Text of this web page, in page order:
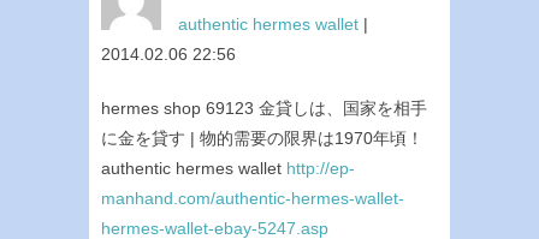
authentic hermes wallet |
2014.02.06 22:56
hermes shop 69123 金貸しは、国家を相手
に金を貸す | 物的需要の限界は1970年頃！
authentic hermes wallet http://ep-
manhand.com/authentic-hermes-wallet-
hermes-wallet-ebay-5247.asp